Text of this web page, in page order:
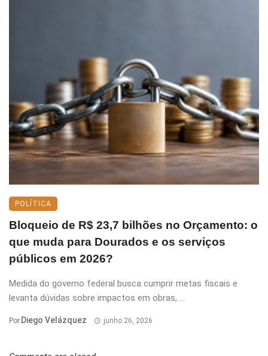
POLÍTICA
Bloqueio de R$ 23,7 bilhões no Orçamento: o
que muda para Dourados e os serviços
públicos em 2026?
Medida do governo federal busca cumprir metas fiscais e
levanta dúvidas sobre impactos em obras, ...
Por Diego Velázquez junho 26, 2026